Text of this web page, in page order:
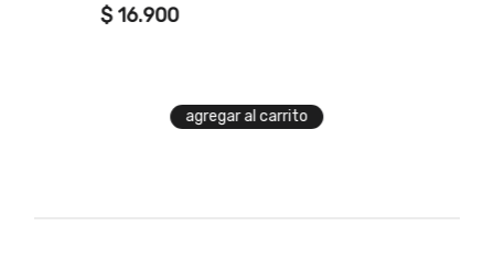
$ 16.900
agregar al carrito